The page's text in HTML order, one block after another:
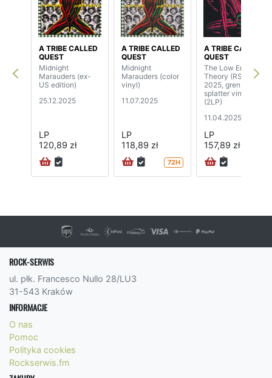
A TRIBE CALLED
QUEST
Midnight
Marauders (ex-
US edition)
25.12.2025
LP
120,89 zł
A TRIBE CALLED
QUEST
Midnight
Marauders (color
vinyl)
11.07.2025
LP
118,89 zł
72H
A TRIBE CALLED
QUEST
The Low End
Theory (RSD
2025, gren & red
splatter vinyl)
(2LP)
11.04.2025
LP
157,89 zł
ROCK-SERWIS
ul. płk. Francesco Nullo 28/LU3
31-543 Kraków
INFORMACJE
O nas
Pomoc
Polityka cookies
Rockserwis.fm